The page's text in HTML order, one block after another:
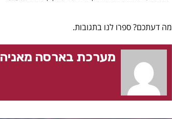
מה דעתכם? ספרו לנו בתגובות.
מערכת בארסה מאניה